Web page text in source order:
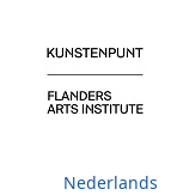
Nederlands